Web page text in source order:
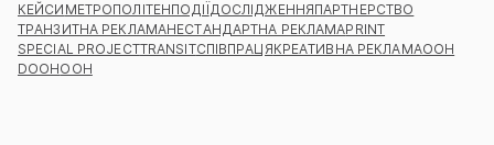
КЕЙСИ МЕТРОПОЛІТЕНПОДІЇДОСЛІДЖЕННЯПАРТНЕРСТВО
ТРАНЗИТНА РЕКЛАМАНЕСТАНДАРТНА РЕКЛАМАPRINT
SPECIAL PROJECTTRANSITСПІВПРАЦЯКРЕАТИВНА РЕКЛАМАООН
DOOHOOH